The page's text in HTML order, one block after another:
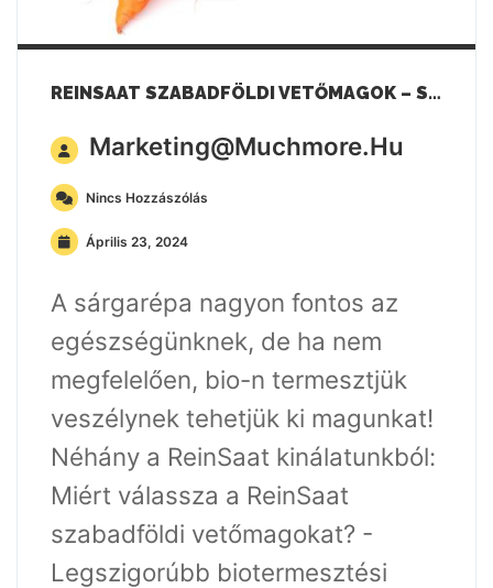
REINSAAT SZABADFÖLDI VETŐMAGOK – SÁRGARÉPA
Marketing@muchmore.hu
Nincs Hozzászólás
Április 23, 2024
A sárgarépa nagyon fontos az
egészségünknek, de ha nem
megfelelően, bio-n termesztjük
veszélynek tehetjük ki magunkat!
Néhány a ReinSaat kinálatunkból:
Miért válassza a ReinSaat
szabadföldi vetőmagokat? -
Legszigorúbb biotermesztési